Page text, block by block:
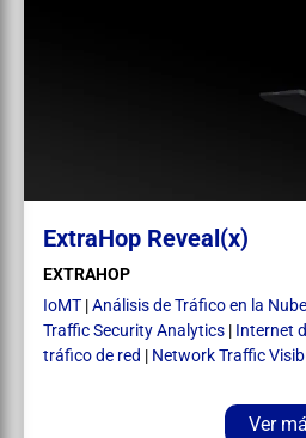
ExtraHop Reveal(x)
EXTRAHOP
IoMT |Análisis de Tráfico en la
Traffic Security Analytics | Internet
tráfico de red | Network Traffic
Ver